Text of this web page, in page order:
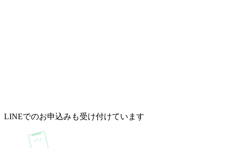
LINEでのお申込みも受け付けています